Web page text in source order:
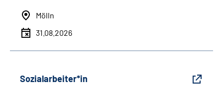
Mölln
31.08.2026
Sozialarbeiter*in